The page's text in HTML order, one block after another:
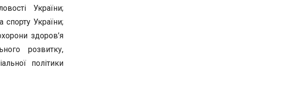
України;
спорту України;
здоров’я
розвитку,
політики